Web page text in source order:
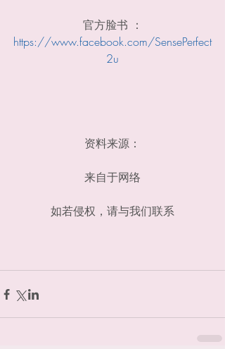
官方脸书 ：
https://www.facebook.com/SensePerfect
2u
资料来源：
来自于网络
如若侵权，请与我们联系